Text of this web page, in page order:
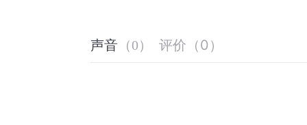
声音 （0） 评价 （0 ）